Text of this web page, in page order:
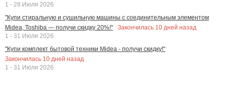
1 - 28 Июля 2026
"Купи стиральную и сушильную машины с соединительным элементом
Midea, Toshiba — получи скидку 20%!"
Закончилась 10 дней назад
1 - 31 Июля 2026
"Купи комплект бытовой техники Midea - получи скидку!"
Закончилась 10 дней назад
1 - 31 Июля 2026